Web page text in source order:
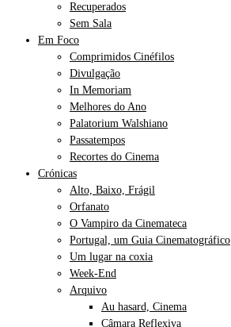
Recuperados
Sem Sala
Em Foco
Comprimidos Cinéfilos
Divulgação
In Memoriam
Melhores do Ano
Palatorium Walshiano
Passatempos
Recortes do Cinema
Crónicas
Alto, Baixo, Frágil
Orfanato
O Vampiro da Cinemateca
Portugal, um Guia Cinematográfico
Um lugar na coxia
Week-End
Arquivo
Au hasard, Cinema
Câmara Reflexiva